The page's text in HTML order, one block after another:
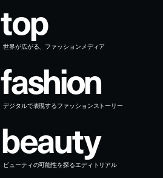
fash
デジタルで表現するファッションストーリー
beauty
ビューティの可能性を探るエディトリアル
portrait
クリエイティビティに迫るインタビュー